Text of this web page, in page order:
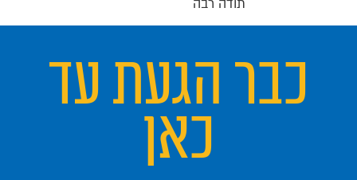
תודה רבה
כבר הגעת עד
כאן